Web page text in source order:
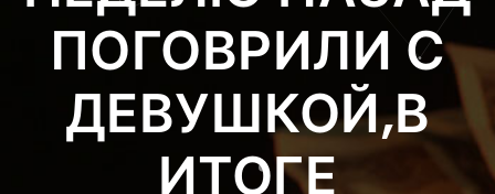
ПОГОВРИЛИ С
ДЕВУШКОЙ,В
ИТОГЕ